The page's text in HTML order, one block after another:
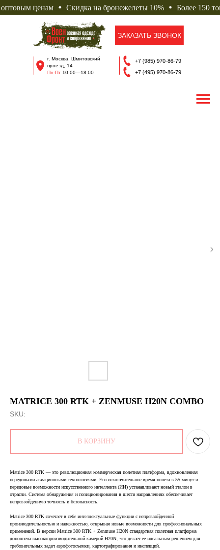
ценам Скидка на бронежелеты 10% Более 150
г. Москва, Шмитовский
проезд, 14
Пн-Пт 10:00—18:00
ЗАКАЗАТЬ ЗВОНОК
+7 (495) 970-86-79
+7 (985) 970-86-79
MATRICE 300 RTK + ZENMUSE H20N COMBO
SKU:
В КОРЗИНУ
Matrice 300 RTK — это революционная коммерческая полетная платформа, вдохновленная
передовыми авиационными технологиями. Его исключительное время полета в 55 минут и
передовые возможности искусственного интеллекта (ИИ) устанавливают новый эталон в
отрасли. Система обнаружения и позиционирования в шести направлениях обеспечивает
непревзойденную точность и безопасность.
Matrice 300 RTK сочетает в себе интеллектуальные функции с непревзойденной
производительностью и надежностью, открывая новые возможности для профессиональных
применений. В версии Matrice 300 RTK + Zenmuse H20N стандартная полетная платформа
дополнена высокопроизводительной камерой H20N, что делает ее идеальным решением для
требовательных задач аэрофотосъемки, картографирования и инспекций.